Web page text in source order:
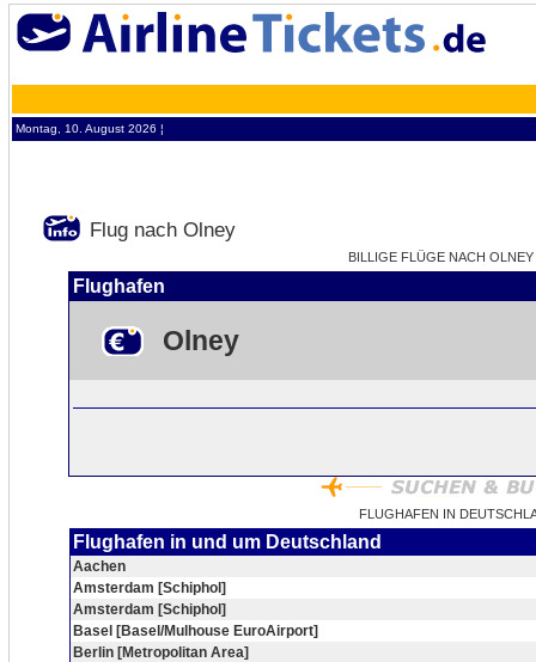
Montag, 10. August 2026 ¦
Flug nach Olney
BILLIGE FLÜGE NACH
Flughafen
Olney
FLUGHAFEN IN
Flughafen in und um Deutschland
Aachen
Amsterdam [Schiphol]
Amsterdam [Schiphol]
Basel [Basel/Mulhouse EuroAirport]
Berlin [Metropolitan Area]